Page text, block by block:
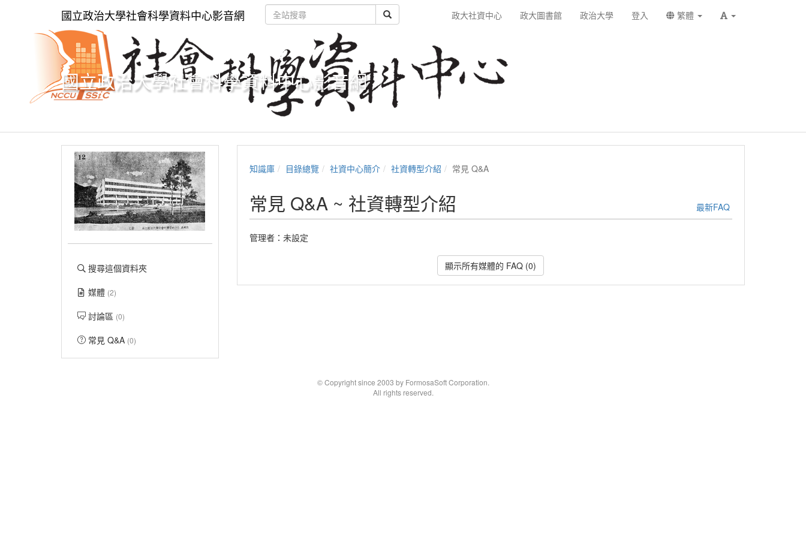
國立政治大學社會科學資料中心影音網 政大社資中心 政大圖書館 政治大學 登入 繁體
國立政治大學社會科學資料中心影音網
搜尋這個資料夾
媒體 (2)
討論區 (0)
常見 Q&A (0)
知識庫 目錄總覽 社資中心簡介 社資轉型介紹 常見 Q&A
常見 Q&A ~ 社資轉型介紹 最新FAQ
管理者：未設定
顯示所有媒體的 FAQ (0)
© Copyright since 2003 by FormosaSoft Corporation.
All rights reserved.